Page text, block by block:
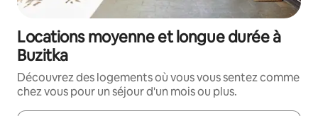
Locations moyenne et longue durée à
Buzitka
Découvrez des logements où vous vous sentez comme
chez vous pour un séjour d'un mois ou plus.